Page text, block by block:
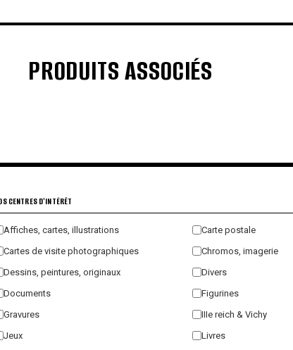
PRODUITS ASSOCIÉS
CENTRES D'INTÉRÊT
Affiches, cartes, illustrations
Carte postale
Cartes de visite photographiques
Chromos, imagerie
Dessins, peintures, originaux
Divers
Documents
Figurines
Gravures
IIIe reich & Vichy
Jeux
Livres